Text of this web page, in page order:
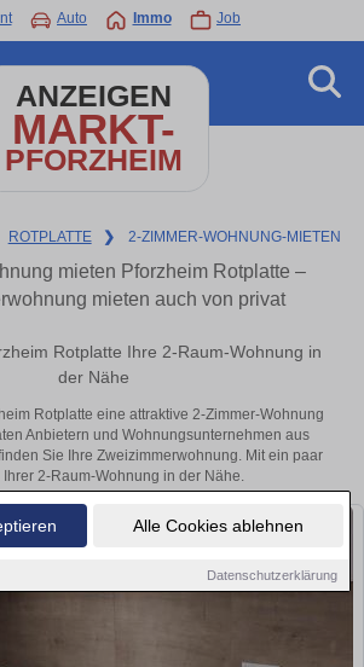
Alle Cookies ablehnen
Datenschutzerklärung
Auto Immo Job
ANZEIGEN
MARKT-
PFORZHEIM
ROTPLATTE ❯ 2-ZIMMER-WOHNUNG-MIETEN
mieten Pforzheim Rotplatte –
mieten auch von privat
Rotplatte Ihre 2-Raum-Wohnung in
der Nähe
Rotplatte eine attraktive 2-Zimmer-Wohnung
Anbietern und Wohnungsunternehmen aus
Sie Ihre Zweizimmerwohnung. Mit ein paar
Ihrer 2-Raum-Wohnung in der Nähe.